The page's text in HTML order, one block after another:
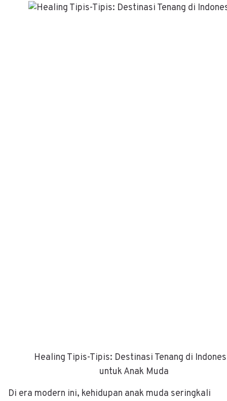
Healing Tipis-Tipis: Destinasi Tenang di
untuk Anak Muda
Di era modern ini, kehidupan anak muda seringkali